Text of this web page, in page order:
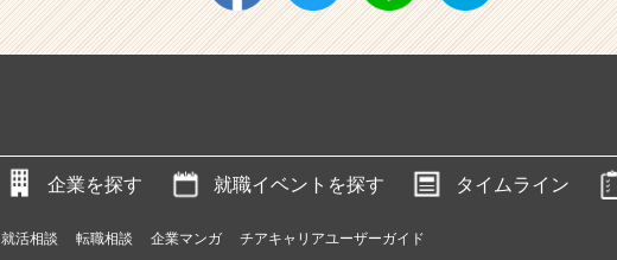
企業を探す 就職イベントを探す タイムライン
就活相談 転職相談 企業マンガ チアキャリアユーザーガイド